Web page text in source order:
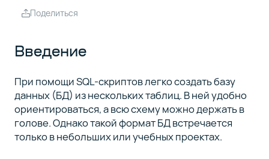
MySQL
к кластеру
5
Работа с
таблицами
6
Связь
Поделиться
Введение
При помощи SQL-скриптов легко создать базу
данных (БД) из нескольких таблиц. В ней удобно
ориентироваться, а всю схему можно держать в
голове. Однако такой формат БД встречается
только в небольших или учебных проектах.